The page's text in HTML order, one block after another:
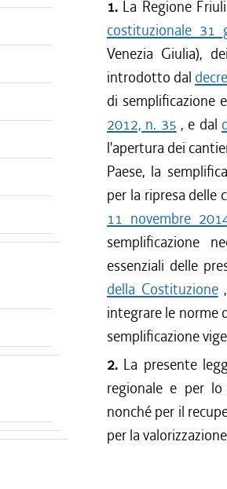
1. La Regione
costituzionale 31
Venezia Giulia),
introdotto dal
di semplificazione
2012, n. 35 , e dal
l'apertura dei
Paese, la
per la ripresa delle
11 novembre
semplificazione
essenziali delle
della Costituzione,
integrare le norme
semplificazione
2. La presente
regionale e per
nonché per il
per la